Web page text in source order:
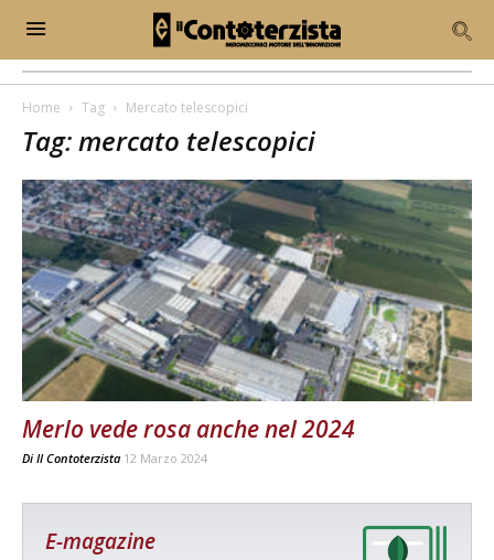
Home Tag Mercato telescopici
Tag: mercato telescopici
Merlo vede rosa anche nel 2024
Di Il Contoterzista 12 Marzo 2024
E-magazine